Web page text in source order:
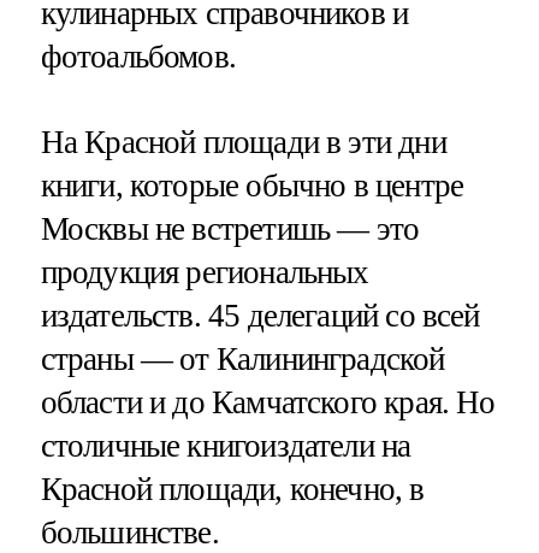
кулинарных справочников и
фотоальбомов.
На Красной площади в эти дни
книги, которые обычно в центре
Москвы не встретишь — это
продукция региональных
издательств. 45 делегаций со всей
страны — от Калининградской
области и до Камчатского края. Но
столичные книгоиздатели на
Красной площади, конечно, в
большинстве.